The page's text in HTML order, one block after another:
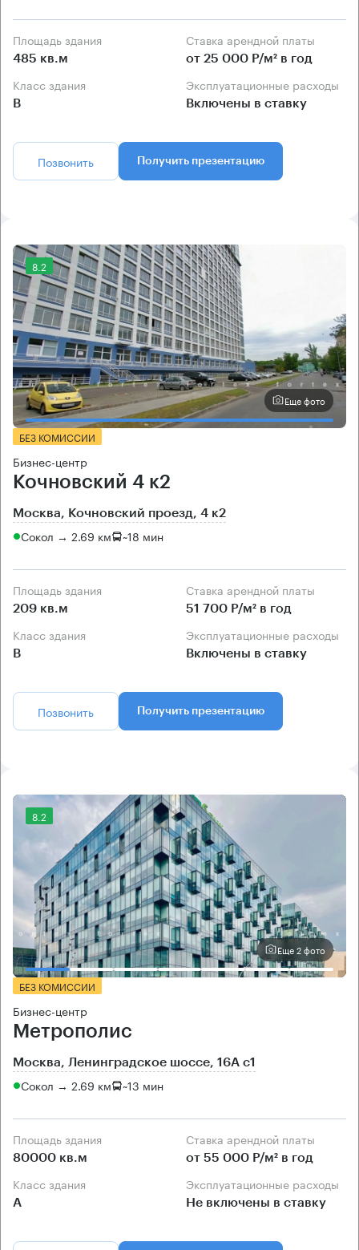
Площадь здания
485 кв.м
Ставка арендной платы
от 25 000 Р/м² в год
Класс здания
B
Эксплуатационные расходы
Включены в ставку
Позвонить Получить презентацию
8.2
Еще фото
БЕЗ КОМИССИИ
Бизнес-центр
Кочновский 4 к2
Москва, Кочновский проезд, 4 к2
Сокол → 2.69 км ~18 мин
Площадь здания
209 кв.м
Ставка арендной платы
51 700 Р/м² в год
Класс здания
B
Эксплуатационные расходы
Включены в ставку
Позвонить Получить презентацию
8.2
Еще 2 фото
БЕЗ КОМИССИИ
Бизнес-центр
Метрополис
Москва, Ленинградское шоссе, 16А с1
Сокол → 2.69 км ~13 мин
Площадь здания
80000 кв.м
Ставка арендной платы
от 55 000 Р/м² в год
Класс здания
А
Эксплуатационные расходы
Не включены в ставку